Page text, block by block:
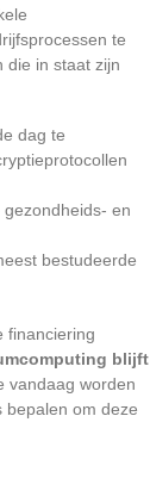
te
die in staat zijn
dag te
en
bestudeerde
financiering
blijft
vandaag worden
bepalen om deze